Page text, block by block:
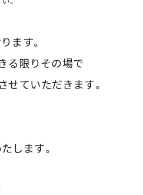
ます。
る限りその場で
せていただきます。
します。